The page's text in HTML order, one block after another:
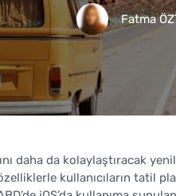
Fatma
daha da kolaylaştıracak
kullanıcıların tatil